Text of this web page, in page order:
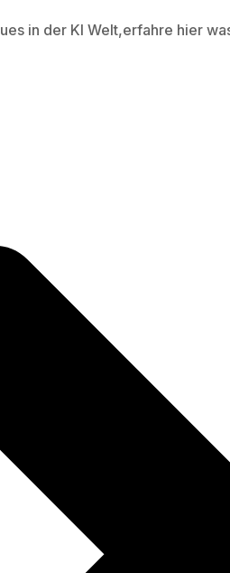
in der KI Welt,erfahre hier